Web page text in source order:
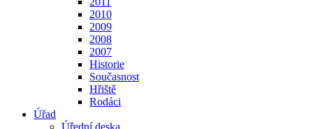
2010
2009
2008
2007
Historie
Současnost
Hřiště
Rodáci
Úřad
Úřední deska